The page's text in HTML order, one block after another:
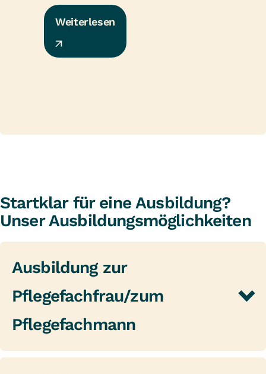
Weiterlesen
Startklar für eine Ausbildung?
Unser Ausbildungsmöglichkeiten
Ausbildung zur
Pflegefachfrau/zum
Pflegefachmann
Theorie und Praxis